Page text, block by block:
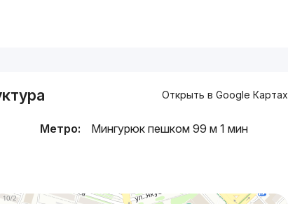
Открыть в Google Картах
Метро: Мингурюк пешком 99 м 1 мин